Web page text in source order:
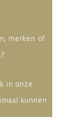
merken of
in onze
kunnen